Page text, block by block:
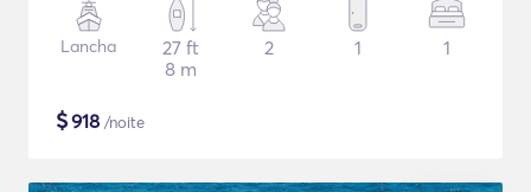
Lancha
27 ft
8 m
2 1 1
$918 /noite